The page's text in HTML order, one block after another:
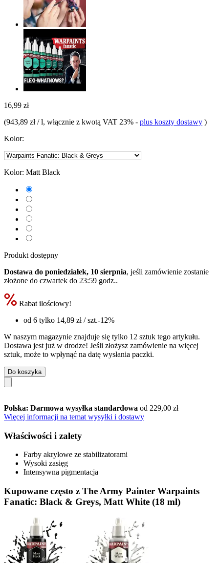
16,99 zł
(943,89 zł / l, włącznie z kwotą VAT 23% - plus koszty dostawy )
Kolor:
Kolor: Matt Black
Produkt dostępny
Dostawa do poniedziałek, 10 sierpnia, jeśli zamówienie zostanie
złożone do czwartek do 23:59 godz..
Rabat ilościowy!
od 6 tylko 14,89 zł/ szt.-12%
W naszym magazynie znajduje się tylko 12 sztuk tego artykułu.
Dostawa jest już w drodze! Jeśli złożysz zamówienie na więcej
sztuk, może to wpłynąć na datę wysłania paczki.
Do koszyka
Polska: Darmowa wysyłka standardowa od 229,00 zł
Więcej informacji na temat wysyłki i dostawy
Właściwości i zalety
Farby akrylowe ze stabilizatorami
Wysoki zasięg
Intensywna pigmentacja
Kupowane często z The Army Painter Warpaints
Fanatic: Black & Greys, Matt White (18 ml)